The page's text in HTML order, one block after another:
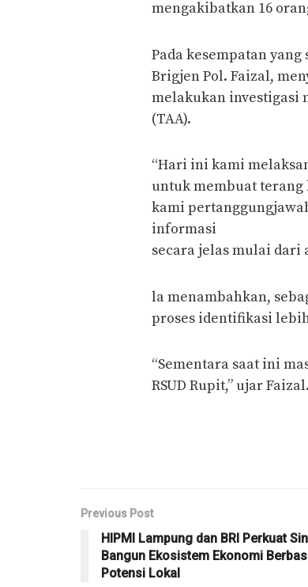
mengakibatkan 16
Pada kesempatan
Brigjen Pol. Faizal,
melakukan investigasi
(TAA).
“Hari ini kami
untuk membuat
kami
informasi
secara jelas mulai dari
la menambahkan,
proses identifikasi
“Sementara saat ini
RSUD Rupit,” ujar Faizal.
Previous Post
HIPMI Lampung dan BRI Perkuat
Bangun Ekosistem Ekonomi
Potensi Lokal